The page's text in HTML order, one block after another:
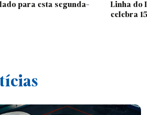
para esta segunda-
Linha do
celebra